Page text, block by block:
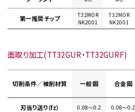
第一推奨チップ
T32MOR
NK2001
T32MOR
NK2001
面取り加工(TT32GUR・TT32GURF)
切削条件／被削材質 一般鋼 合金鋼
刃当り送り（fz） 0.08〜0.2 0.08〜0.2